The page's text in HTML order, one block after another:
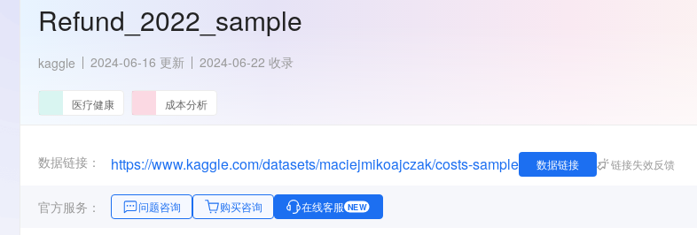
Refund_2022_sample
kaggle 2024-06-16 更新 2024-06-22 收录
医疗健康 成本分析
数据链接： https://www.kaggle.com/datasets/maciejmikoajczak/costs-sample 数据链接 链接失效反馈
官方服务： 问题咨询 购买咨询 在线客服 NEW